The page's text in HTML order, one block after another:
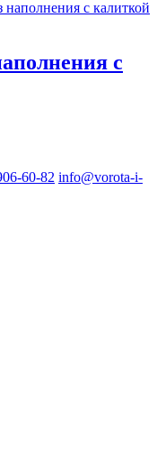
с
60-82 info@vorota-i-